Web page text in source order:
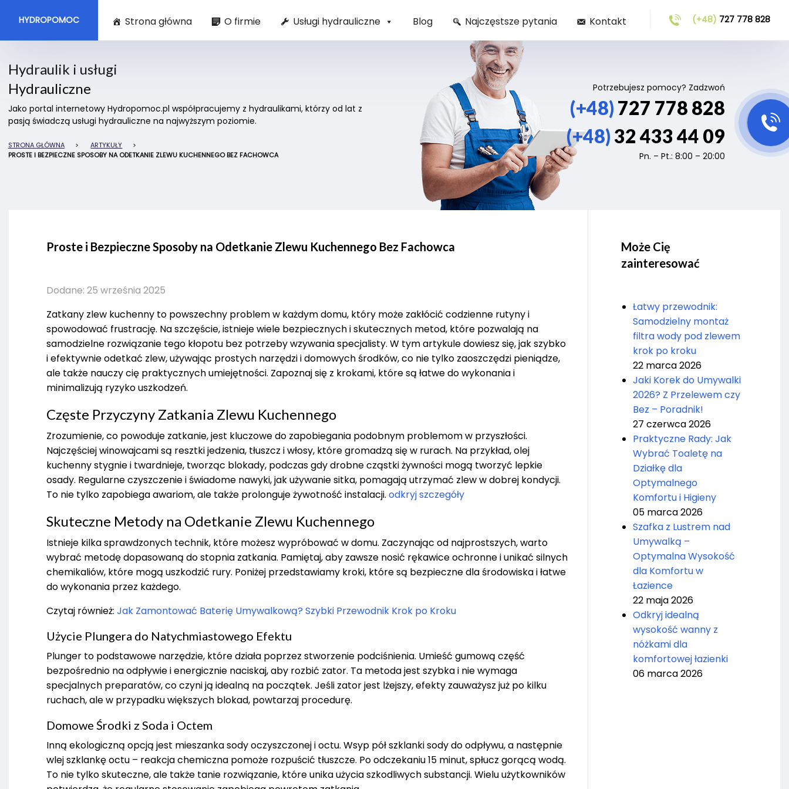
HYDROPOMOC (+48) 727 778 828
Strona główna O firmie Usługi hydrauliczne Blog Najczęstsze pytania Kontakt
Hydraulik i usługi
Hydrauliczne
Jako portal internetowy Hydropomoc.pl współpracujemy z hydraulikami, którzy od lat z
pasją świadczą usługi hydrauliczne na najwyższym poziomie.
STRONA GŁÓWNA > ARTYKUŁY
>
PROSTE I BEZPIECZNE SPOSOBY NA ODETKANIE ZLEWU KUCHENNEGO BEZ FACHOWCA
Potrzebujesz pomocy? Zadzwoń
(+48) 727 778 828
(+48) 32 433 44 09
Pn. – Pt.: 8:00 – 20:00
Proste i Bezpieczne Sposoby na Odetkanie Zlewu Kuchennego Bez Fachowca
Dodane: 25 września 2025
Zatkany zlew kuchenny to powszechny problem w każdym domu, który może zakłócić codzienne rutyny i
spowodować frustrację. Na szczęście, istnieje wiele bezpiecznych i skutecznych metod, które pozwalają na
samodzielne rozwiązanie tego kłopotu bez potrzeby wzywania specjalisty. W tym artykule dowiesz się, jak szybko
i efektywnie odetkać zlew, używając prostych narzędzi i domowych środków, co nie tylko zaoszczędzi pieniądze,
ale także nauczy cię praktycznych umiejętności. Zapoznaj się z krokami, które są łatwe do wykonania i
minimalizują ryzyko uszkodzeń.
Częste Przyczyny Zatkania Zlewu Kuchennego
Zrozumienie, co powoduje zatkanie, jest kluczowe do zapobiegania podobnym problemom w przyszłości.
Najczęściej winowajcami są resztki jedzenia, tłuszcz i włosy, które gromadzą się w rurach. Na przykład, olej
kuchenny stygnie i twardnieje, tworząc blokady, podczas gdy drobne cząstki żywności mogą tworzyć lepkie
osady. Regularne czyszczenie i świadome nawyki, jak używanie sitka, pomagają utrzymać zlew w dobrej kondycji.
To nie tylko zapobiega awariom, ale także prolonguje żywotność instalacji. odkryj szczegóły
Skuteczne Metody na Odetkanie Zlewu Kuchennego
Istnieje kilka sprawdzonych technik, które możesz wypróbować w domu. Zaczynając od najprostszych, warto
wybrać metodę dopasowaną do stopnia zatkania. Pamiętaj, aby zawsze nosić rękawice ochronne i unikać silnych
chemikaliów, które mogą uszkodzić rury. Poniżej przedstawiamy kroki, które są bezpieczne dla środowiska i łatwe
do wykonania przez każdego.
Czytaj również: Jak Zamontować Baterię Umywalkową? Szybki Przewodnik Krok po Kroku
Użycie Plungera do Natychmiastowego Efektu
Plunger to podstawowe narzędzie, które działa poprzez stworzenie podciśnienia. Umieść gumową część
bezpośrednio na odpływie i energicznie naciskaj, aby rozbić zator. Ta metoda jest szybka i nie wymaga
specjalnych preparatów, co czyni ją idealną na początek. Jeśli zator jest lżejszy, efekty zauważysz już po kilku
ruchach, ale w przypadku większych blokad, powtarzaj procedurę.
Domowe Środki z Soda i Octem
Inną ekologiczną opcją jest mieszanka sody oczyszczonej i octu. Wsyp pół szklanki sody do odpływu, a następnie
wlej szklankę octu – reakcja chemiczna pomoże rozpuścić tłuszcze. Po odczekaniu 15 minut, spłucz gorącą wodą.
To nie tylko skuteczne, ale także tanie rozwiązanie, które unika użycia szkodliwych substancji. Wielu użytkowników
Może Cię
zainteresować
Łatwy przewodnik:
Samodzielny montaż
filtra wody pod zlewem
krok po kroku
22 marca 2026
Jaki Korek do Umywalki
2026? Z Przelewem czy
Bez – Poradnik!
27 czerwca 2026
Praktyczne Rady: Jak
Wybrać Toaletę na
Działkę dla
Optymalnego
Komfortu i Higieny
05 marca 2026
Szafka z Lustrem nad
Umywalką –
Optymalna Wysokość
dla Komfortu w
Łazience
22 maja 2026
Odkryj idealną
wysokość wanny z
nóżkami dla
komfortowej łazienki
06 marca 2026